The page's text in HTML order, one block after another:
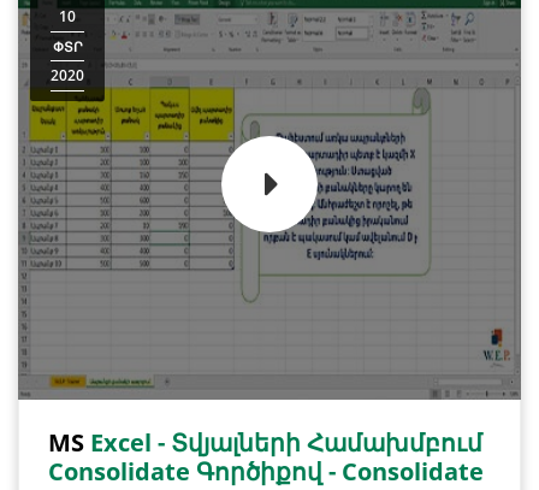
10
ՓՏՐ
2020
MS Excel - Տվյալների Համախմբում
Consolidate Գործիքով - Consolidate